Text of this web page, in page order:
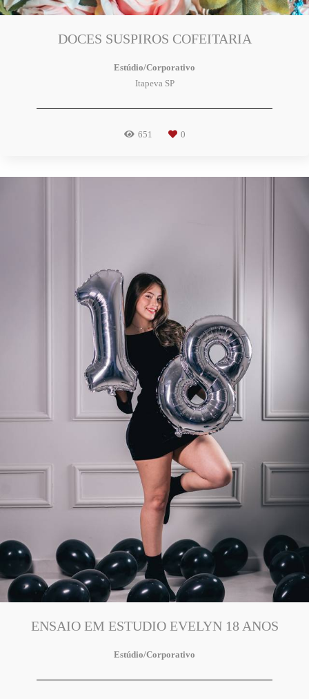
DOCES SUSPIROS COFEITARIA
Estúdio/Corporativo
Itapeva SP
651 0
ENSAIO EM ESTUDIO EVELYN 18 ANOS
Estúdio/Corporativo